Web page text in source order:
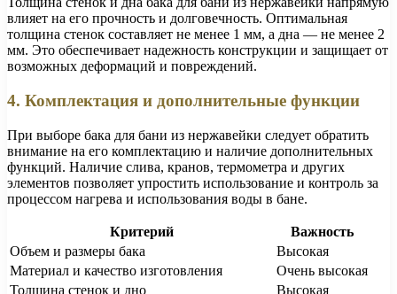
влияет на его прочность и долговечность. Оптимальная
толщина стенок составляет не менее 1 мм, а дна — не менее 2
мм. Это обеспечивает надежность конструкции и защищает от
возможных деформаций и повреждений.
4. Комплектация и дополнительные функции
При выборе бака для бани из нержавейки следует обратить
внимание на его комплектацию и наличие дополнительных
функций. Наличие слива, кранов, термометра и других
элементов позволяет упростить использование и контроль за
процессом нагрева и использования воды в бане.
Критерий
Важность
Объем и размеры бака
Высокая
Материал и качество изготовления
Очень высокая
Толщина стенок и дно
Высокая